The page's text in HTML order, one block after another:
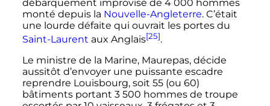
débarquement improvisé de 4 000 hommes
monté depuis la Nouvelle-Angleterre. C’était
une lourde défaite qui ouvrait les portes du
Saint-Laurent aux Anglais[25].
Le ministre de la Marine, Maurepas, décide
aussitôt d’envoyer une puissante escadre
reprendre Louisbourg, soit 55 (ou 60)
bâtiments portant 3 500 hommesde troupe